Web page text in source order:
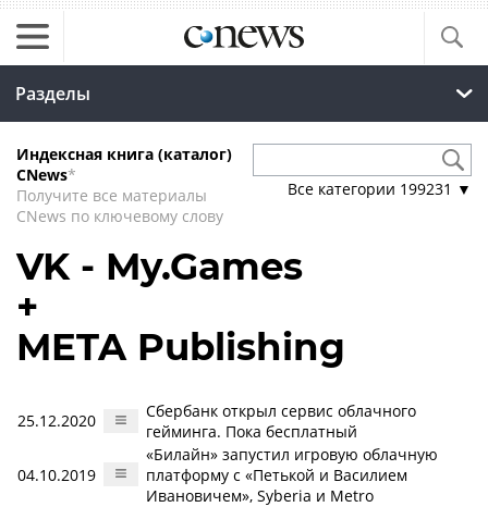
Разделы
Индексная книга (каталог)
CNews*
Получите все материалы
CNews по ключевому слову
Все категории 199231 ▼
VK - My.Games
+
META Publishing
25.12.2020
Сбербанк открыл сервис облачного
гейминга. Пока бесплатный
04.10.2019
«Билайн» запустил игровую облачную
платформу с «Петькой и Василием
Ивановичем», Syberia и Metro